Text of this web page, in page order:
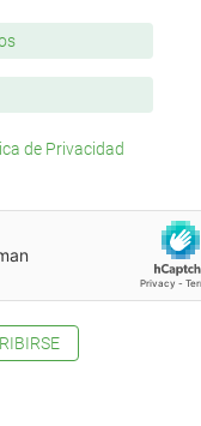
de Privacidad